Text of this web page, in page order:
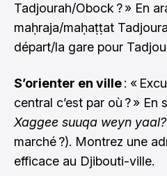
Tadjourah/Obock ? » En
maḥraja/maḥaṭṭat
départ/la gare pour
S’orienter en ville: «
central c’est par où ? » En
Xaggee suuqa weyn yaal?
marché ?). Montrez une
efficace au Djibouti-ville.